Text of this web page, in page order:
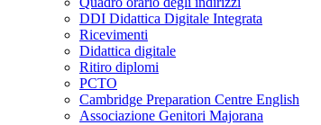
DDI Didattica Digitale Integrata
Ricevimenti
Didattica digitale
Ritiro diplomi
PCTO
Cambridge Preparation Centre English
Associazione Genitori Majorana